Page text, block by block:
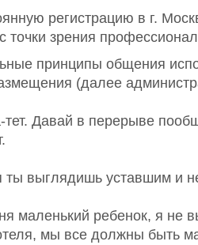
регистрацию в г.
зрения
принципы общения
(далее
Давай в перерыве
выглядишь уставшим и
маленький ребенок, я не
мы все должны быть